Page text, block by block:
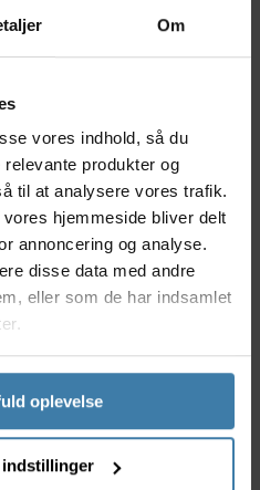
Om
vores indhold, så du
produkter og
til at analysere vores trafik.
hjemmeside bliver delt
annoncering og analyse.
disse data med andre
eller som de har indsamlet
oplevelse
og tørre vejrforhold
sikrer dyb
slid på kæden
ydeevne og levetid
er designet til
vedligeholdelse med
til både hverdags- og
olie til alle typer cykler og
de negative effekter af
at hver cykeltur er